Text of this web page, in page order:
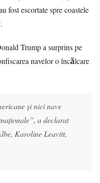
fost escortate spre coastele
Trump a surprins pe
navelor o încălcare
și nici nave
a declarat
Karoline Leavitt,